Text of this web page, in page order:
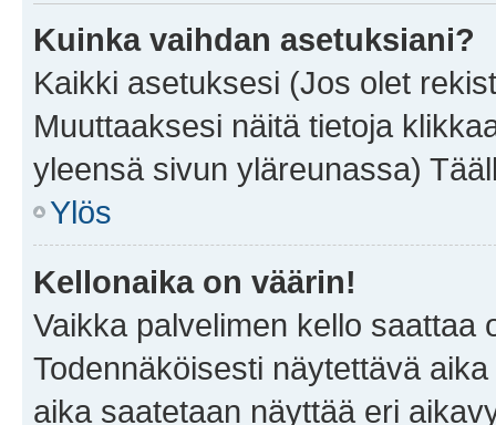
Kuinka vaihdan asetuksiani?
Kaikki asetuksesi (Jos olet
Muuttaaksesi näitä tietoja
yleensä sivun yläreunassa)
Ylös
Kellonaika on väärin!
Vaikka palvelimen kello saattaa
Todennäköisesti näytettävä
aika saatetaan näyttää eri